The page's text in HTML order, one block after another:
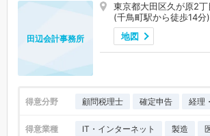
東京都大田区久が原2
(千鳥町駅から徒歩14分)
地図
田辺会計事務所
得意分野 顧問税理士 確定申告 経理
得意業種 IT・インターネット 製造